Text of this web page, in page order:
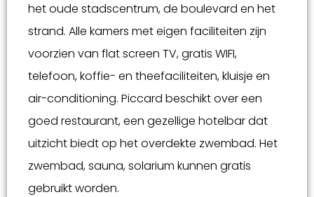
het oude stadscentrum, de boulevard en het
strand. Alle kamers met eigen faciliteiten zijn
voorzien van flat screen TV, gratis WIFI,
telefoon, koffie- en theefaciliteiten, kluisje en
air-conditioning. Piccard beschikt over een
goed restaurant, een gezellige hotelbar dat
uitzicht biedt op het overdekte zwembad. Het
zwembad, sauna, solarium kunnen gratis
gebruikt worden.